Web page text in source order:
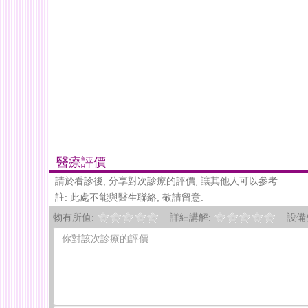
醫療評價
請於看診後, 分享對次診療的評價, 讓其他人可以參考
註: 此處不能與醫生聯絡, 敬請留意.
物有所值:
詳細講解: 設備